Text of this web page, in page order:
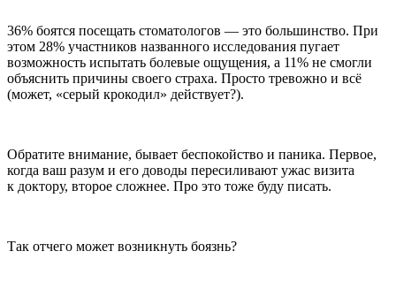
36% боятся посещать стоматологов — это большинство. При
этом 28% участников названного исследования пугает
возможность испытать болевые ощущения, а 11% не смогли
объяснить причины своего страха. Просто тревожно и всё
(может, «серый крокодил» действует?).
Обратите внимание, бывает беспокойство и паника. Первое,
когда ваш разум и его доводы пересиливают ужас визита
к доктору, второе сложнее. Про это тоже буду писать.
Так отчего может возникнуть боязнь?